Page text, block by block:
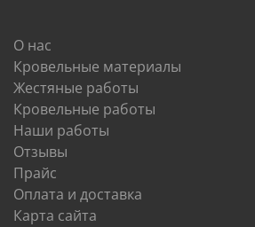
О нас
Кровельные материалы
Жестяные работы
Кровельные работы
Наши работы
Отзывы
Прайс
Оплата и доставка
Карта сайта